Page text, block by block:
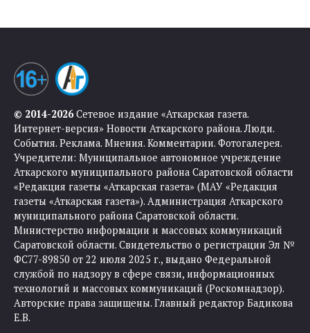
© 2014-2026Сетевое издание «Аткарская газета.
Интернет-версия» Новости Аткарского района. Люди.
События. Реклама. Мнения. Комментарии. Фотогалерея.
Учредители: Муниципальное автономное учреждение
Аткарского муниципального района Саратовской области
«Редакция газеты «Аткарская газета» (МАУ «Редакция
газеты «Аткарская газета»). Администрация Аткарского
муниципального района Саратовской области.
Министерство информации и массовых коммуникаций
Саратовской области. Свидетельство о регистрации Эл №
ФС77-89850 от 22 июля 2025 г., выдано Федеральной
службой по надзору в сфере связи, информационных
технологий и массовых коммуникаций (Роскомнадзор).
Авторские права защищены. Главный редактор Бадикова
Е.В.